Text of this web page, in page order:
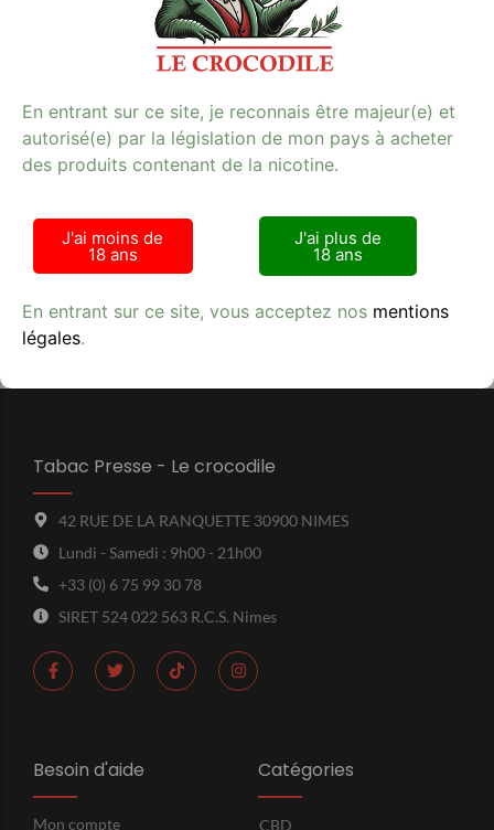
Crocodile. Profitez d’un e-liquide de qualité supérieure
qui répond à vos attentes en termes de goût et de
performance. Commandez dès maintenant et faites-
vous plaisir avec cette délicieuse saveur de mangue.
**Mots-clés :** e-cigarette, tabac, qualité
Tabac Presse - Le crocodile
42 RUE DE LA RANQUETTE 30900 NIMES
Lundi - Samedi : 9h00 - 21h00
+33 (0) 6 75 99 30 78
SIRET 524 022 563 R.C.S. Nimes
Besoin d'aide
Mon compte
Catégories
CBD
En entrant sur ce site, je reconnais être majeur(e) et
autorisé(e) par la législation de mon pays à acheter
des produits contenant de la nicotine.
J'ai moins de
18 ans
J'ai plus de
18 ans
En entrant sur ce site, vous acceptez nos mentions
légales.